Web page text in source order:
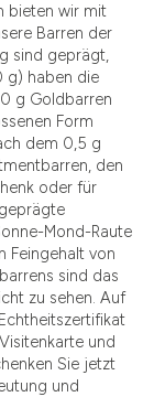
bieten wir mit
Barren der
sind geprägt,
g) haben die
g Goldbarren
Form
dem 0,5 g
den
oder für
Mond-Raute
Feingehalt von
sind das
zu sehen. Auf
und
Sie jetzt
und